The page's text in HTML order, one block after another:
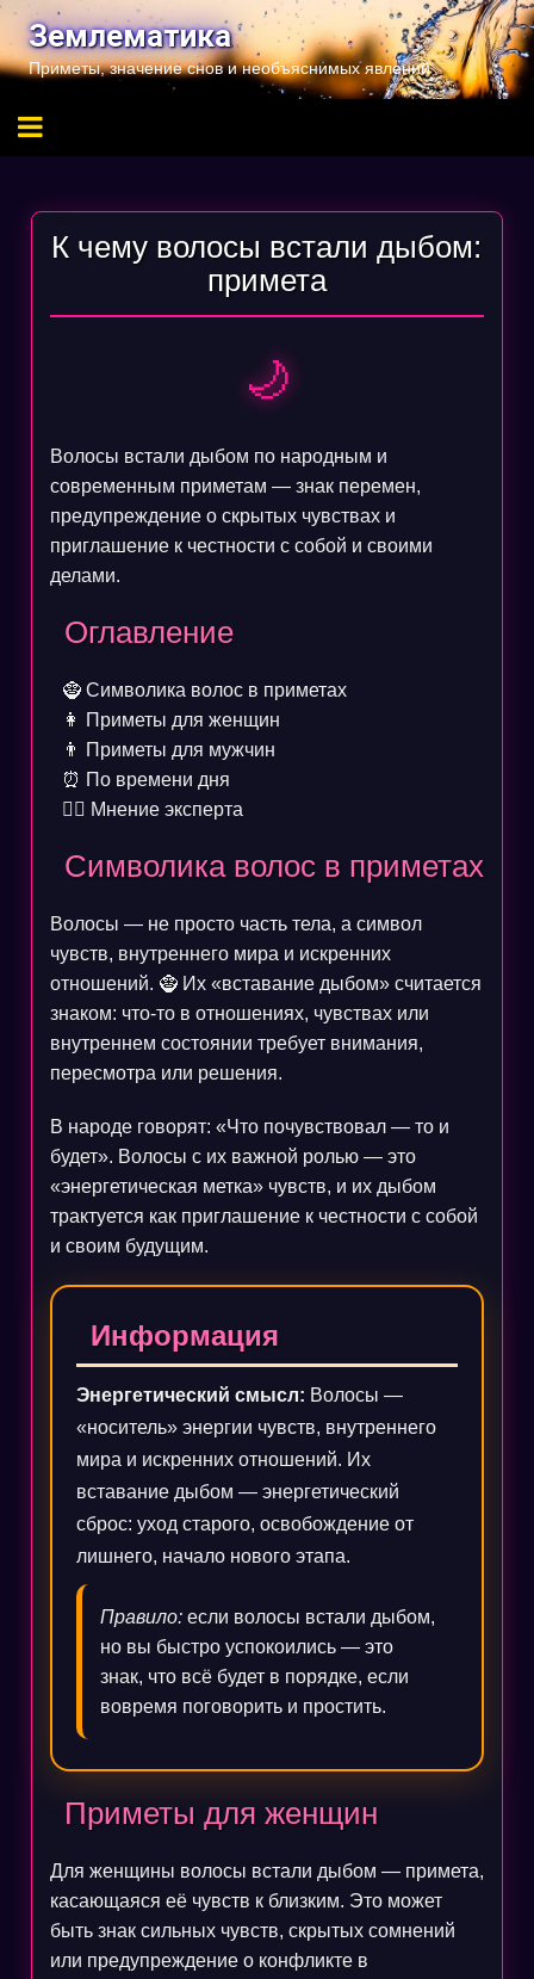
Перейти
содержимому
Землематика
Приметы, значение снов и необъяснимых явлений
К чему волосы встали дыбом:
примета
🌙
Волосы встали дыбом по народным и
современным приметам — знак перемен,
предупреждение о скрытых чувствах и
приглашение к честности с собой и своими
делами.
Оглавление
🧌 Символика волос в приметах
👩
Приметы для женщин
👨
Приметы для мужчин
⏰ По времени дня
🧙‍♀️ Мнение эксперта
Символика волос в приметах
Волосы — не просто часть тела, а символ
чувств, внутреннего мира и искренних
отношений. 🧌 Их «вставание дыбом» считается
знаком: что‑то в отношениях, чувствах или
внутреннем состоянии требует внимания,
пересмотра или решения.
В народе говорят: «Что почувствовал — то и
будет». Волосы с их важной ролью — это
«энергетическая метка» чувств, и их дыбом
трактуется как приглашение к честности с собой
и своим будущим.
Информация
Энергетический смысл: Волосы —
«носитель» энергии чувств, внутреннего
мира и искренних отношений. Их
вставание дыбом — энергетический
сброс: уход старого, освобождение от
лишнего, начало нового этапа.
Правило:если волосы встали дыбом,
но вы быстро успокоились — это
знак, что всё будет в порядке, если
вовремя поговорить и простить.
Приметы для женщин
Для женщины волосы встали дыбом — примета,
касающаяся её чувств к близким. Это может
быть знак сильных чувств, скрытых сомнений
или предупреждение о конфликте в